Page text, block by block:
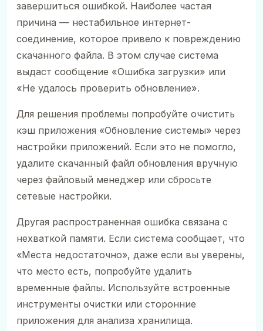
завершиться ошибкой. Наиболее частая
причина — нестабильное интернет-
соединение, которое привело к повреждению
скачанного файла. В этом случае система
выдаст сообщение «Ошибка загрузки» или
«Не удалось проверить обновление».
Для решения проблемы попробуйте очистить
кэш приложения «Обновление системы» через
настройки приложений. Если это не помогло,
удалите скачанный файл обновления вручную
через файловый менеджер или сбросьте
сетевые настройки.
Другая распространенная ошибка связана с
нехваткой памяти. Если система сообщает, что
«Места недостаточно», даже если вы уверены,
что место есть, попробуйте удалить
временные файлы. Используйте встроенные
инструменты очистки или сторонние
приложения для анализа хранилища.